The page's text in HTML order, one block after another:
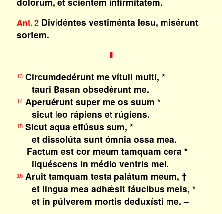
Ant. 2Dividéntes vestiménta Iesu, misérunt
sortem.
II
13Circumdedérunt me vítuli multi, *
tauri Basan obsedérunt me.
14Aperuérunt super me os suum *
sicut leo rápiens et rúgiens.
15Sicut aqua effúsus sum, *
et dissolúta sunt ómnia ossa mea.
Factum est cor meum tamquam cera *
liquéscens in médio ventris mei.
16Aruit tamquam testa palátum meum, †
et lingua mea adhǽsit fáucibus meis, *
et in púlverem mortis deduxísti me. –